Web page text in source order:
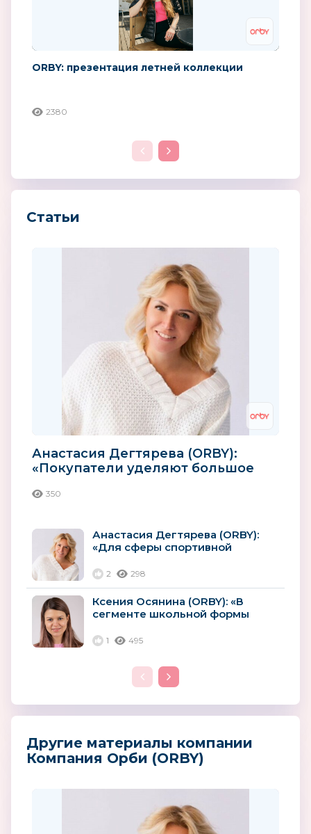
ORBY: презентация летней коллекции
2380
Статьи
Анастасия Дегтярева (ORBY):
«Покупатели уделяют большое
одежды...
350
Анастасия Дегтярева (ORBY):
«Для сферы спортивной
характеристики...
2 298
Ксения Осянина (ORBY): «В
сегменте школьной формы
1 495
Другие материалы компании
Компания Орби (ORBY)